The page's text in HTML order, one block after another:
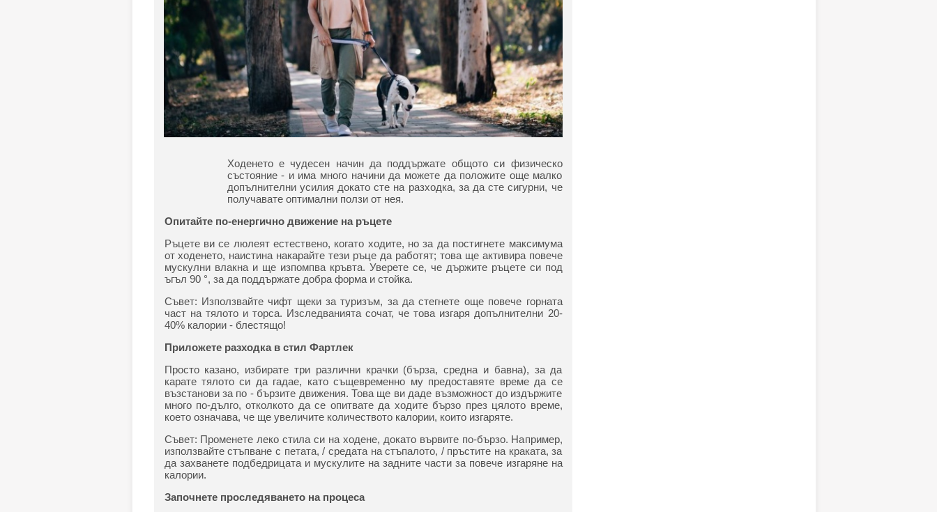
Ходенето е чудесен начин да поддържате общото си физическо
състояние - и има много начини да можете да положите още малко
допълнителни усилия докато сте на разходка, за да сте сигурни, че
получавате оптимални ползи от нея.
Опитайте по-енергично движение на ръцете
Ръцете ви се люлеят естествено, когато ходите, но за да постигнете максимума
от ходенето, наистина накарайте тези ръце да работят; това ще активира повече
мускулни влакна и ще изпомпва кръвта. Уверете се, че държите ръцете си под
ъгъл 90 °, за да поддържате добра форма и стойка.
Съвет: Използвайте чифт щеки за туризъм, за да стегнете още повече горната
част на тялото и торса. Изследванията сочат, че това изгаря допълнителни 20-
40% калории - блестящо!
Приложете разходка в стил Фартлек
Просто казано, избирате три различни крачки (бърза, средна и бавна), за да
карате тялото си да гадае, като същевременно му предоставяте време да се
възстанови за по - бързите движения. Това ще ви даде възможност до издържите
много по-дълго, отколкото да се опитвате да ходите бързо през цялото време,
което означава, че ще увеличите количеството калории, които изгаряте.
Съвет: Променете леко стила си на ходене, докато вървите по-бързо. Например,
използвайте стъпване с петата, / средата на стъпалото, / пръстите на краката, за
да захванете подбедрицата и мускулите на задните части за повече изгаряне на
калории.
Започнете проследяването на процеса